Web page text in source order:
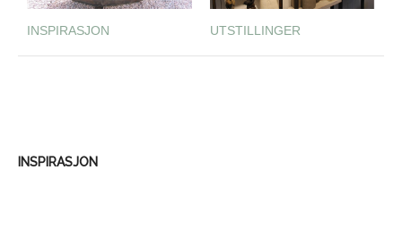
INSPIRASJON UTSTILLINGER
INSPIRASJON